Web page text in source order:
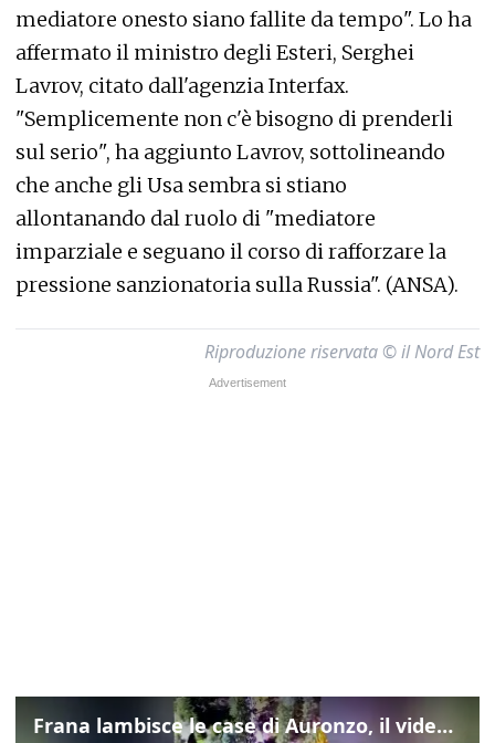
mediatore onesto siano fallite da tempo". Lo ha
affermato il ministro degli Esteri, Serghei
Lavrov, citato dall'agenzia Interfax.
"Semplicemente non c'è bisogno di prenderli
sul serio", ha aggiunto Lavrov, sottolineando
che anche gli Usa sembra si stiano
allontanando dal ruolo di "mediatore
imparziale e seguano il corso di rafforzare la
pressione sanzionatoria sulla Russia". (ANSA).
Riproduzione riservata © il Nord Est
Frana lambisce le case di Auronzo, il video dall'elicottero dei vigili del fuoco